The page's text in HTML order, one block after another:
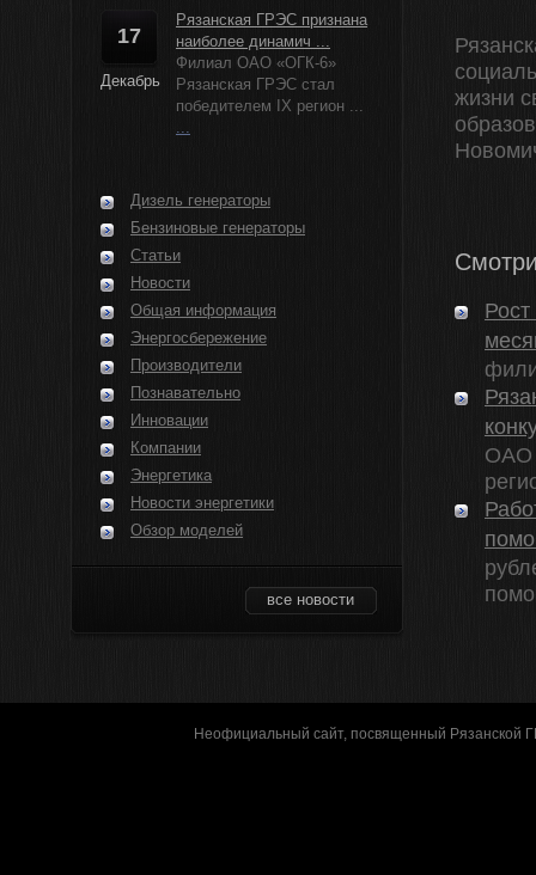
17
Декабрь
Рязанская ГРЭС признана
наиболее динамич ...
Филиал ОАО «ОГК-6»
Рязанская ГРЭС стал
победителем IX регион ...
...
Дизель генераторы
Бензиновые генераторы
Статьи
Новости
Общая информация
Энергосбережение
Производители
Познавательно
Инновации
Компании
Энергетика
Новости энергетики
Обзор моделей
все новости
жизни
ОАО
Неофициальный сайт, посвященный